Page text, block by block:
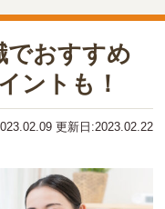
でおすすめ
ントも！
更新日:2023.02.22